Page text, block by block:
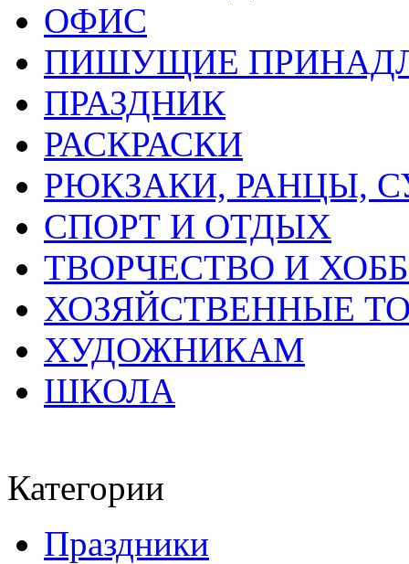
ОФИС
ПИШУЩИЕ
ПРАЗДНИК
РАСКРАСКИ
РЮКЗАКИ, РАНЦЫ,
СПОРТ И ОТДЫХ
ТВОРЧЕСТВО И
ХОЗЯЙСТВЕННЫЕ
ХУДОЖНИКАМ
ШКОЛА
Категории
Праздники